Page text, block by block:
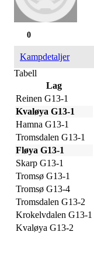
0
Kampdetaljer
Tabell
Lag
Reinen G13-1
Kvaløya G13-1
Hamna G13-1
Tromsdalen G13-1
Fløya G13-1
Skarp G13-1
Tromsø G13-1
Tromsø G13-4
Tromsdalen G13-2
Krokelvdalen G13-1
Kvaløya G13-2